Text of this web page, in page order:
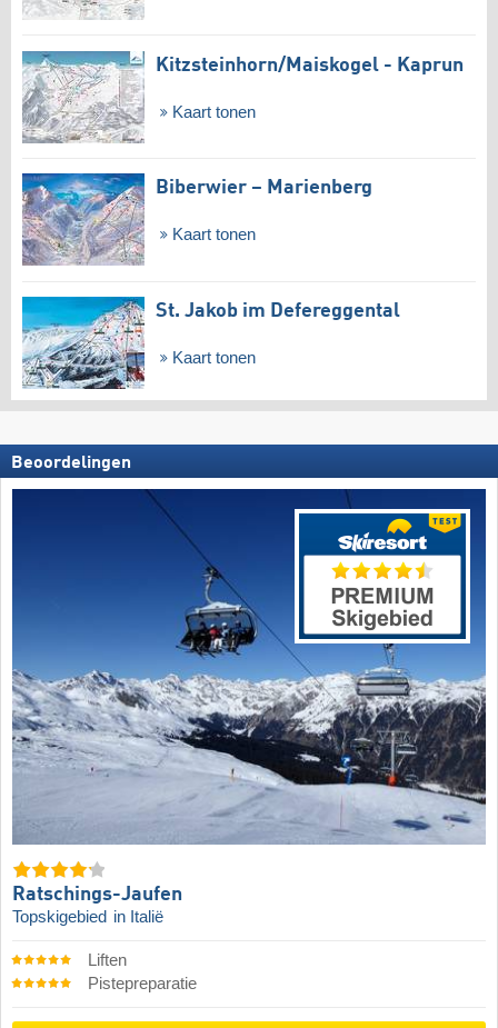
Kitzsteinhorn/​Maiskogel - Kaprun
Kaart tonen
Biberwier – Marienberg
Kaart tonen
St. Jakob im Defereggental
Kaart tonen
Beoordelingen
Ratschings-Jaufen
Topskigebied in Italië
Liften
Pistepreparatie